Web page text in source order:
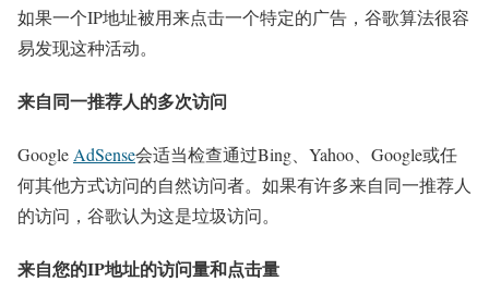
如果一个IP地址被用来点击一个特定的广告，谷歌算法很容
易发现这种活动。
来自同一推荐人的多次访问
Google AdSense会适当检查通过Bing、Yahoo、Google或任
何其他方式访问的自然访问者。如果有许多来自同一推荐人
的访问，谷歌认为这是垃圾访问。
来自您的IP地址的访问量和点击量